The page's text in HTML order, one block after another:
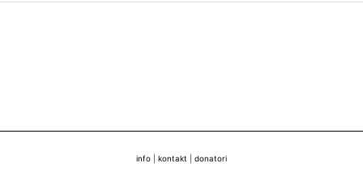
info kontakt donatori